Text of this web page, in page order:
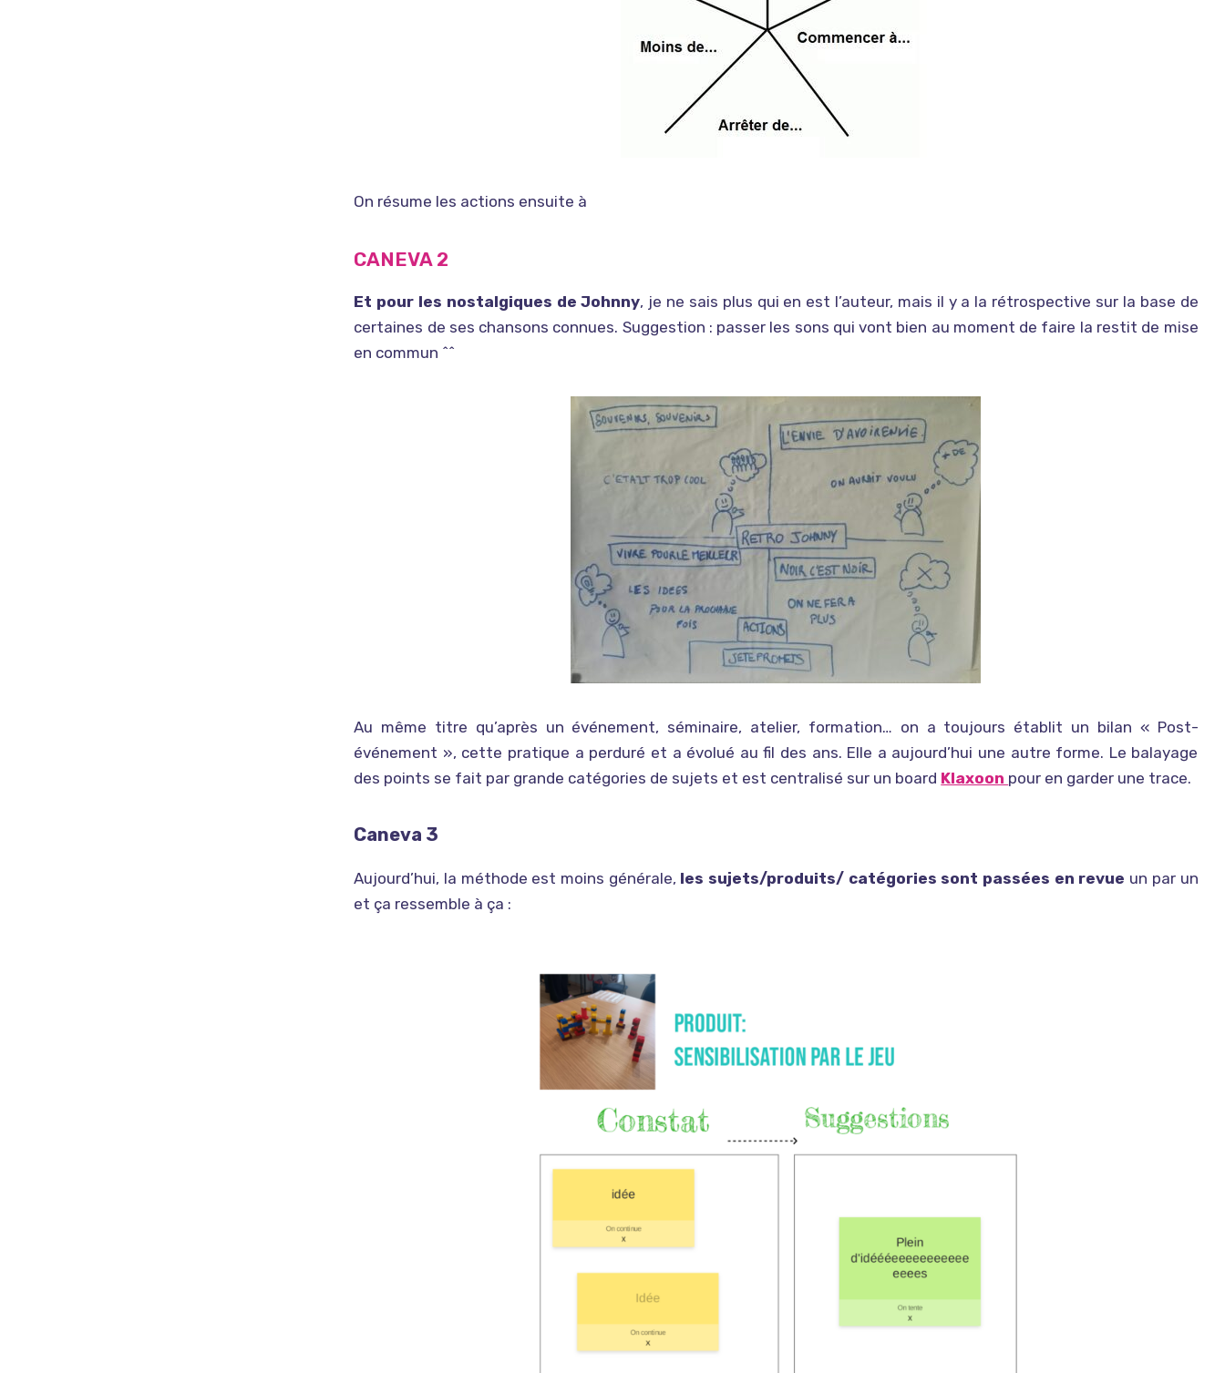
On résume les actions ensuite à
CANEVA 2
Et pour les nostalgiques de Johnny, je ne sais plus qui en est l’auteur, mais il y a la rétrospective sur la base de
certaines de ses chansons connues. Suggestion : passer les sons qui vont bien au moment de faire la restit de mise
en commun ^^
Au même titre qu’après un événement, séminaire, atelier, formation… on a toujours établit un bilan « Post-
événement », cette pratique a perduré et a évolué au fil des ans. Elle a aujourd’hui une autre forme. Le balayage
des points se fait par grande catégories de sujets et est centralisé sur un board Klaxoon pour en garder une trace.
Caneva 3
Aujourd’hui, la méthode est moins générale, les sujets/produits/ catégories sont passées en revue un par un
et ça ressemble à ça :